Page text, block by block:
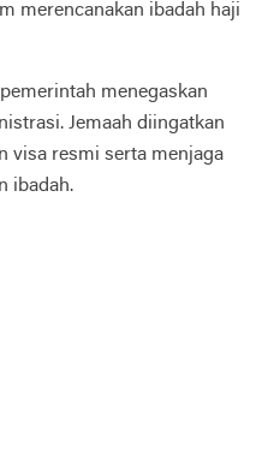
merencanakan ibadah haji
menegaskan
Jemaah diingatkan
visa resmi serta menjaga
ibadah.